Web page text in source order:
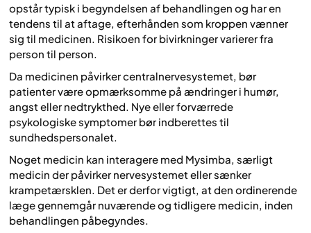
opstår typisk i begyndelsen af behandlingen og har en
tendens til at aftage, efterhånden som kroppen vænner
sig til medicinen. Risikoen for bivirkninger varierer fra
person til person.
Da medicinen påvirker centralnervesystemet, bør
patienter være opmærksomme på ændringer i humør,
angst eller nedtrykthed. Nye eller forværrede
psykologiske symptomer bør indberettes til
sundhedspersonalet.
Noget medicin kan interagere med Mysimba, særligt
medicin der påvirker nervesystemet eller sænker
krampetærsklen. Det er derfor vigtigt, at den ordinerende
læge gennemgår nuværende og tidligere medicin, inden
behandlingen påbegyndes.